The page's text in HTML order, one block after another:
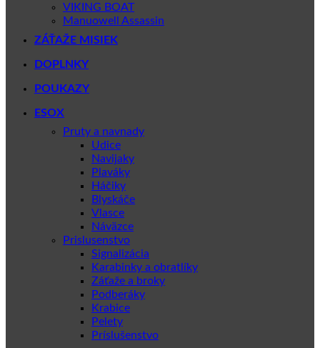
VIKING BOAT
Manuowell Assassin
ZÁŤAŽE MISIEK
DOPLNKY
POUKAZY
ESOX
Pruty a navnady
Udice
Navijaky
Plaváky
Háčiky
Blyskáče
Vlasce
Náväzce
Prislusenstvo
Signalizácia
Karabinky a obratlíky
Záťaže a broky
Podberáky
Krabice
Pelety
Príslušenstvo